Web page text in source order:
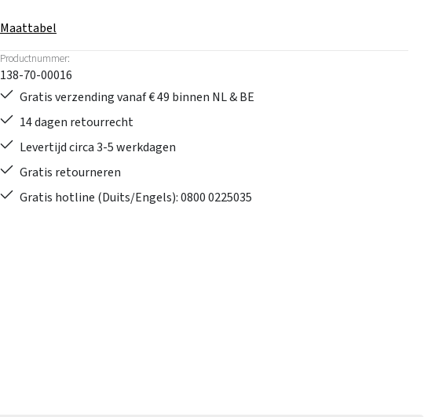
Maattabel
Productnummer:
138-70-00016
Gratis verzending vanaf € 49 binnen NL & BE
14 dagen retourrecht
Levertijd circa 3-5 werkdagen
Gratis retourneren
Gratis hotline (Duits/Engels): 0800 0225035